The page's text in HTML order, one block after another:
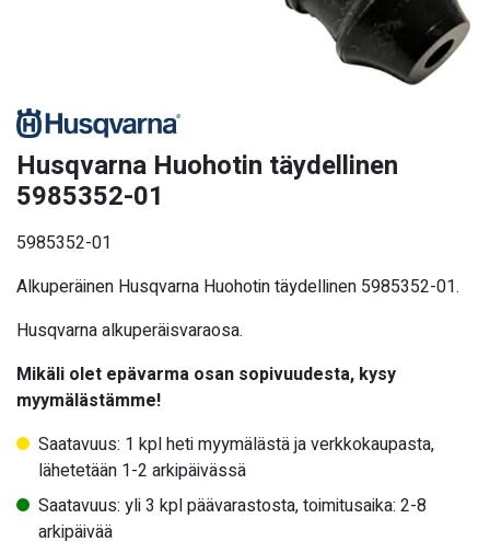
Husqvarna Huohotin täydellinen
5985352-01
5985352-01
Alkuperäinen Husqvarna Huohotin täydellinen 5985352-01.
Husqvarna alkuperäisvaraosa.
Mikäli olet epävarma osan sopivuudesta, kysy
myymälästämme!
Saatavuus: 1 kpl heti myymälästä ja verkkokaupasta,
lähetetään 1-2 arkipäivässä
Saatavuus: yli 3 kpl päävarastosta, toimitusaika: 2-8
arkipäivää